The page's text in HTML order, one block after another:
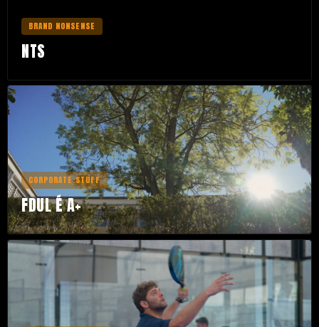
BRAND NONSENSE
NTS
CORPORATE STUFF
FDUL É A+